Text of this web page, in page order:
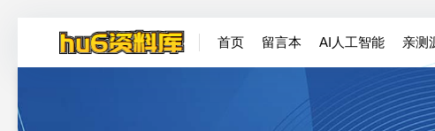
首页 留言本 AI人工智能 亲测